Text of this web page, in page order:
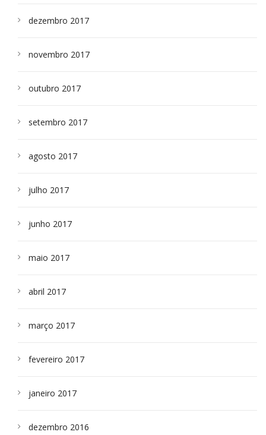
dezembro 2017
novembro 2017
outubro 2017
setembro 2017
agosto 2017
julho 2017
junho 2017
maio 2017
abril 2017
março 2017
fevereiro 2017
janeiro 2017
dezembro 2016